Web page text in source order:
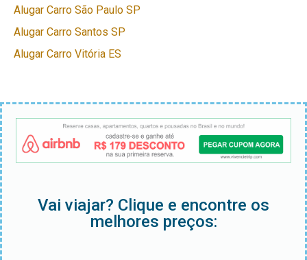
Alugar Carro São Paulo SP
Alugar Carro Santos SP
Alugar Carro Vitória ES
Vai viajar? Clique e encontre os
melhores preços: